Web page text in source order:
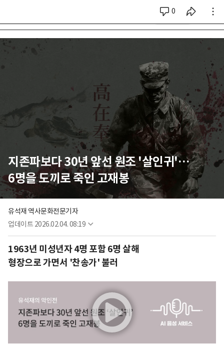
0
시리즈 전체
지존파보다 30년 앞선 원조 '살인귀'…
6명을 도끼로 죽인 고재봉
유석재 역사문화전문기자
업데이트 2026.02.04. 08:19
1963년 미성년자 4명 포함 6명 살해
형장으로 가면서 '찬송가' 불러